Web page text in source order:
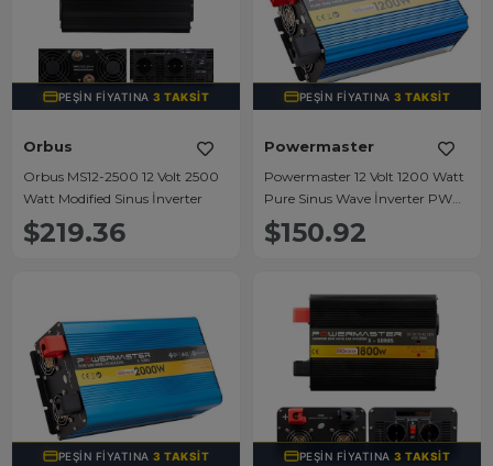
PEŞIN FIYATINA3 TAKSIT
Orbus
Orbus MS12-2500 12 Volt 2500
Watt Modified Sinus İnverter
$219.36
PEŞIN FIYATINA3 TAKSIT
Powermaster
Powermaster 12 Volt 1200 Watt
Pure Sinus Wave İnverter PWR-
1200
$150.92
PEŞIN FIYATINA3 TAKSIT PEŞIN FIYATINA3 TAKSIT